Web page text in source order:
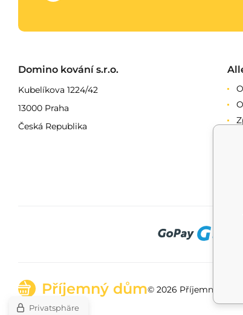
Domino kování s.r.o.
Kubelíkova 1224/42
13000 Praha
Česká Republika
Příjemný dům© 2026 Příjemný dům |
Privatsphäre